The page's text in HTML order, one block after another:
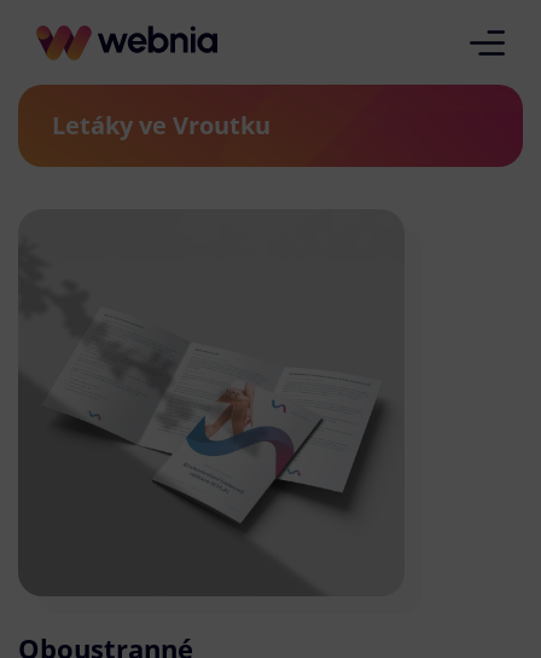
Letáky ve Vroutku
Oboustranné